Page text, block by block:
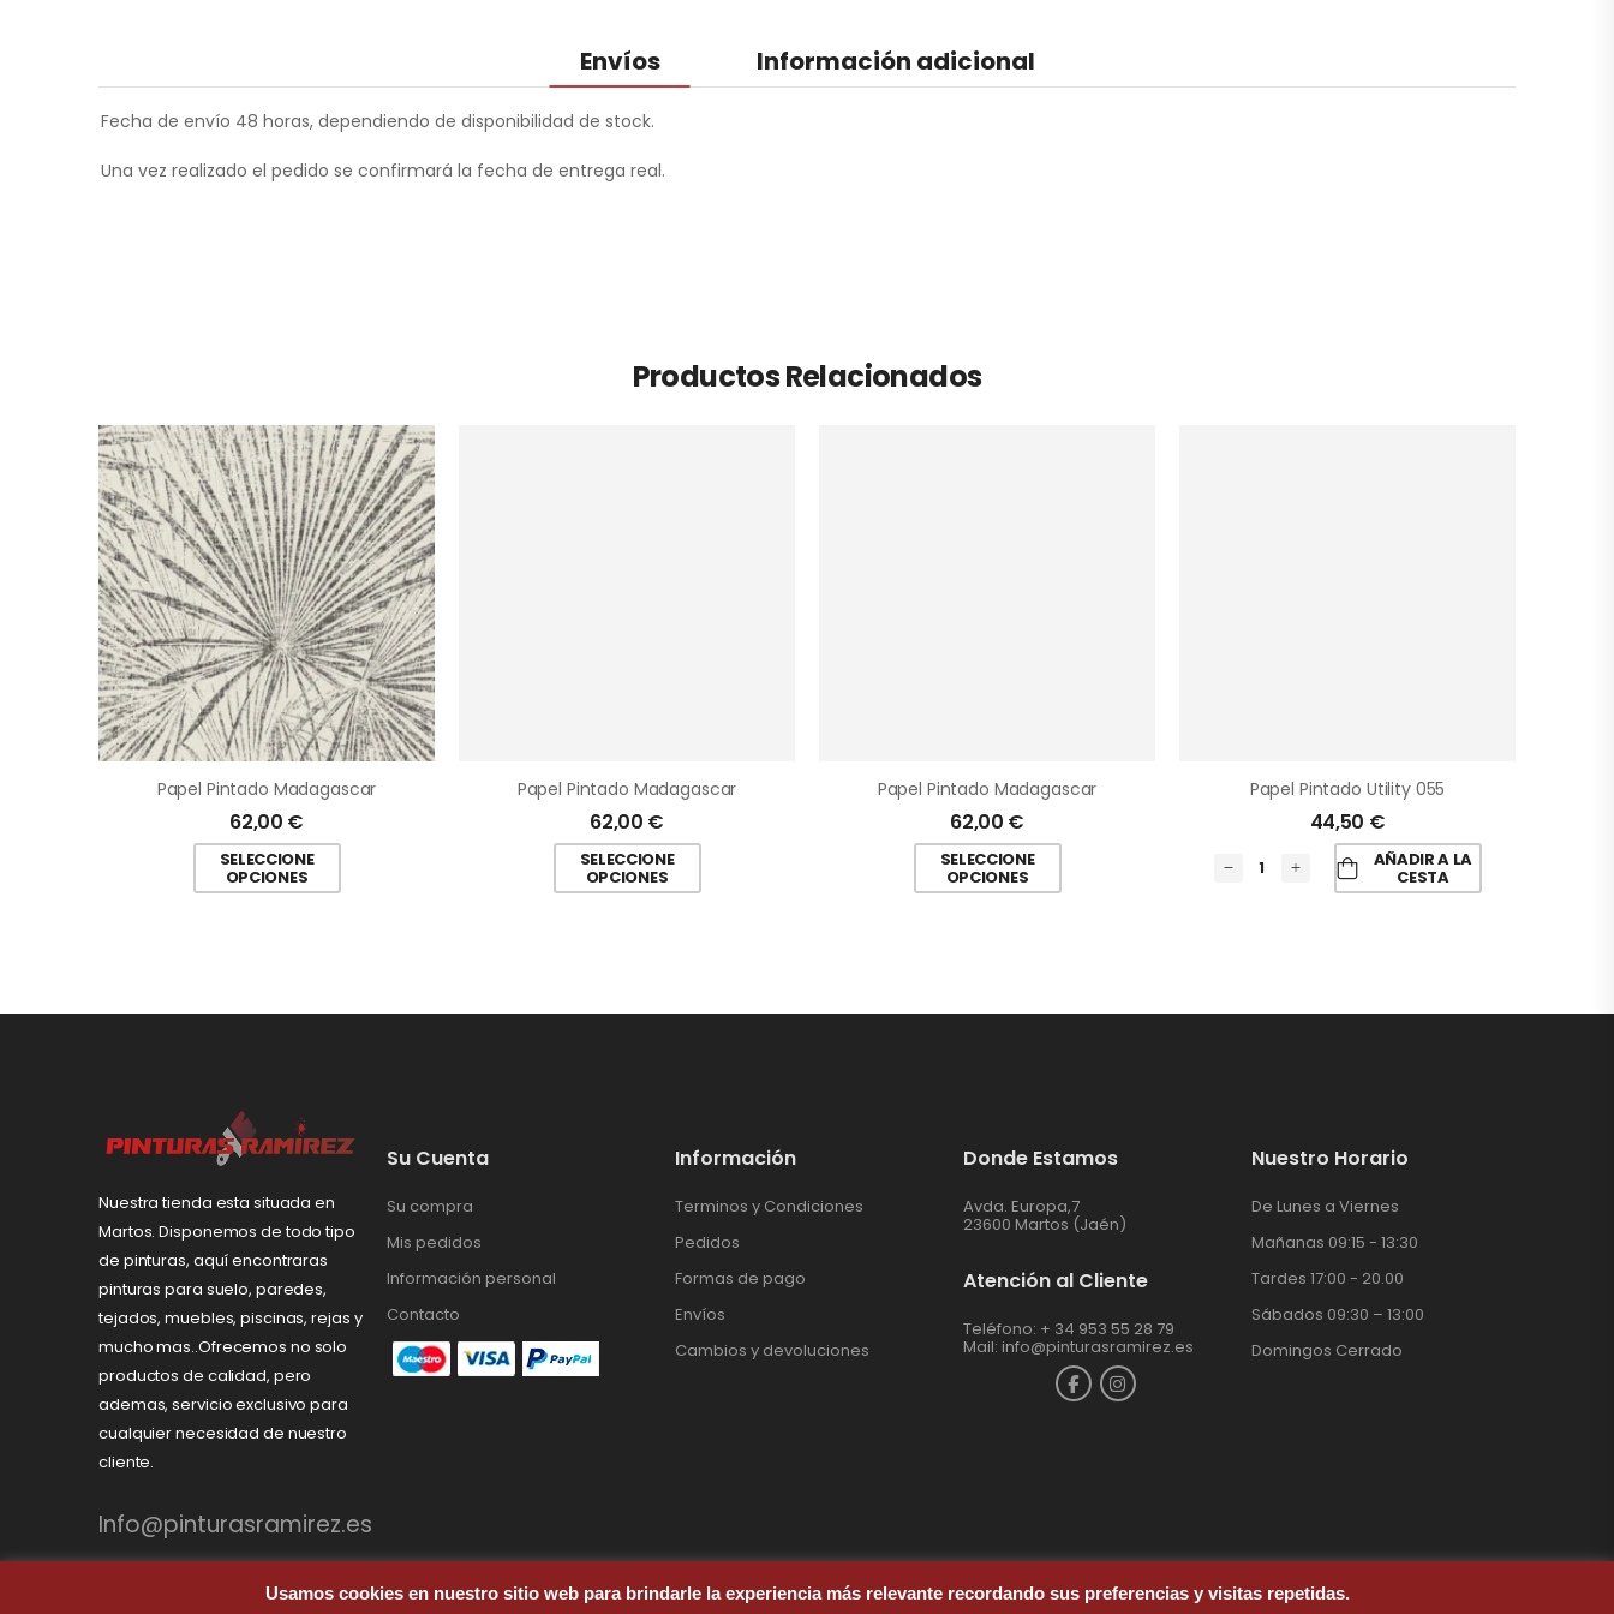
Envíos Información adicional
Fecha de envío 48 horas, dependiendo de disponibilidad de stock.
Una vez realizado el pedido se confirmará la fecha de entrega real.
Productos Relacionados
Papel Pintado Madagascar
62,00 €
SELECCIONE
OPCIONES
Papel Pintado Madagascar
62,00 €
SELECCIONE
OPCIONES
Papel Pintado Madagascar
62,00 €
SELECCIONE
OPCIONES
Papel Pintado Utility 055
44,50 €
AÑADIR A LA
CESTA
Nuestra tienda esta situada en
Martos. Disponemos de todo tipo
de pinturas, aquí encontraras
pinturas para suelo, paredes,
tejados, muebles, piscinas, rejas y
mucho mas..Ofrecemos no solo
productos de calidad, pero
ademas, servicio exclusivo para
cualquier necesidad de nuestro
cliente.
Info@pinturasramirez.es
Su Cuenta
Su compra
Mis pedidos
Información personal
Contacto
Información
Terminos y Condiciones
Pedidos
Formas de pago
Envíos
Cambios y devoluciones
Donde Estamos
Avda. Europa,7
23600 Martos (Jaén)
Atención al Cliente
Teléfono: + 34 953 55 28 79
Mail: info@pinturasramirez.es
Nuestro Horario
De Lunes a Viernes
Mañanas 09:15 - 13:30
Tardes 17:00 - 20.00
Sábados 09:30 – 13:00
Domingos Cerrado
Usamos cookies en nuestro sitio web para brindarle la experiencia más relevante recordando sus preferencias y visitas repetidas.